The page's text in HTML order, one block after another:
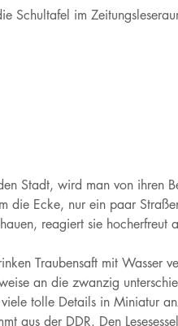
Schultafel im
Stadt, wird man von ihren
die Ecke, nur ein paar
reagiert sie
Traubensaft mit Wasser
an die zwanzig
tolle Details in Miniatur
aus der DDR. Den